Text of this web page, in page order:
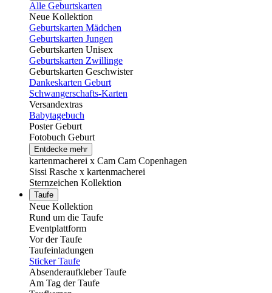
Alle Geburtskarten
Neue Kollektion
Geburtskarten Mädchen
Geburtskarten Jungen
Geburtskarten Unisex
Geburtskarten Zwillinge
Geburtskarten Geschwister
Dankeskarten Geburt
Schwangerschafts-Karten
Versandextras
Babytagebuch
Poster Geburt
Fotobuch Geburt
Entdecke mehr
kartenmacherei x Cam Cam Copenhagen
Sissi Rasche x kartenmacherei
Sternzeichen Kollektion
Taufe
Neue Kollektion
Rund um die Taufe
Eventplattform
Vor der Taufe
Taufeinladungen
Sticker Taufe
Absenderaufkleber Taufe
Am Tag der Taufe